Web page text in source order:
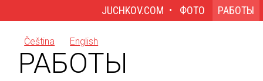
JUCHKOV.COM ФОТО РАБОТЫ
Čeština English
РАБОТЫ